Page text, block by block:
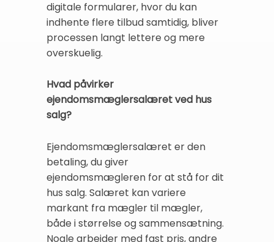
digitale formularer, hvor du kan
indhente flere tilbud samtidig, bliver
processen langt lettere og mere
overskuelig.
Hvad påvirker
ejendomsmæglersalæret ved hus
salg?
Ejendomsmæglersalæret er den
betaling, du giver
ejendomsmægleren for at stå for dit
hus salg. Salæret kan variere
markant fra mægler til mægler,
både i størrelse og sammensætning.
Nogle arbejder med fast pris, andre